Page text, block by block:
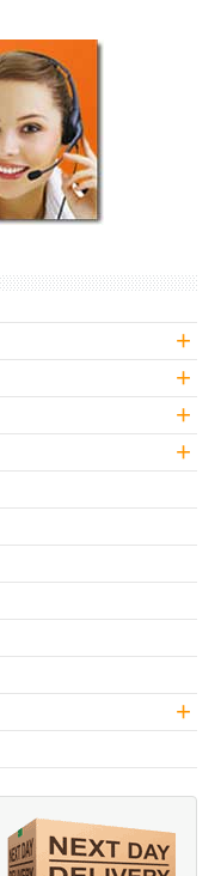
+
+
+
+
+